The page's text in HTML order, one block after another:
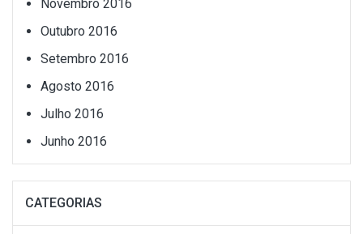
Novembro 2016
Outubro 2016
Setembro 2016
Agosto 2016
Julho 2016
Junho 2016
CATEGORIAS